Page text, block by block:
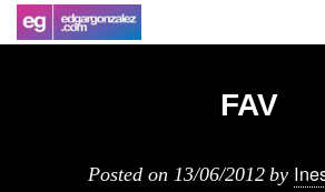
FAV
Posted on 13/06/2012 by